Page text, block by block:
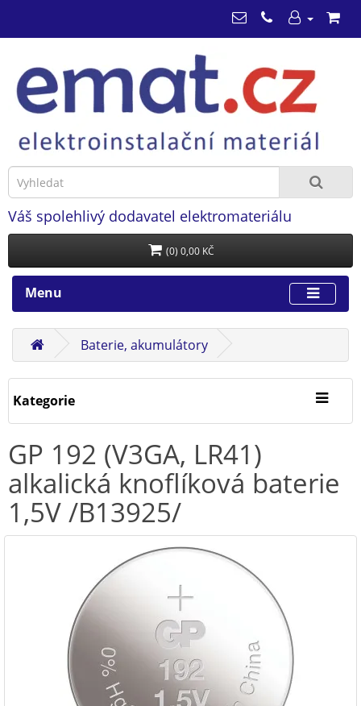
Váš spolehlivý dodavatel elektromateriálu
(0) 0,00 KČ
Menu
Baterie, akumulátory
Kategorie
GP 192 (V3GA, LR41)
alkalická knoflíková baterie
1,5V /B13925/